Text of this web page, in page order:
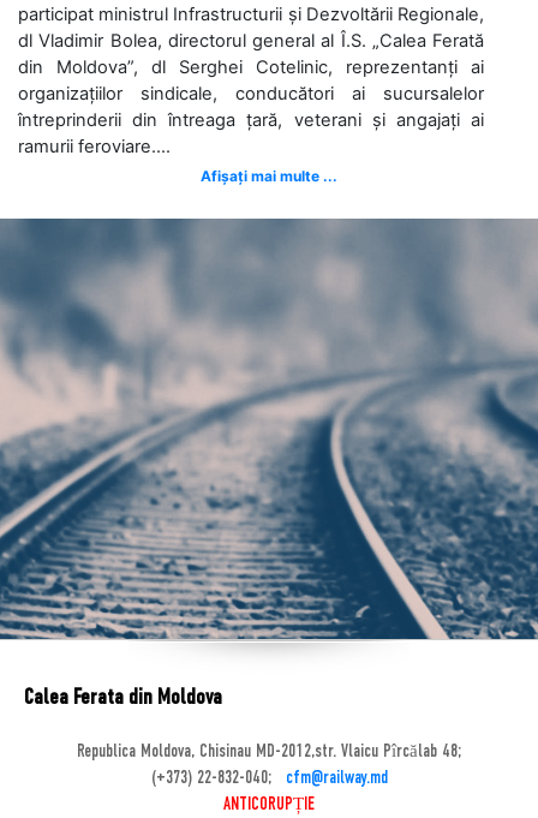
participat ministrul Infrastructurii și Dezvoltării Regionale,
dl Vladimir Bolea, directorul general al Î.S. „Calea Ferată
din Moldova”, dl Serghei Cotelinic, reprezentanți ai
organizațiilor sindicale, conducători ai sucursalelor
întreprinderii din întreaga țară, veterani și angajați ai
ramurii feroviare....
Afișați mai multe ...
Calea Ferata din Moldova
Republica Moldova, Chisinau MD-2012,str. Vlaicu Pîrcălab 48;
(+373) 22-832-040;
cfm@railway.md
ANTICORUPȚIE